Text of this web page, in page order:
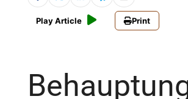
Play Article Print